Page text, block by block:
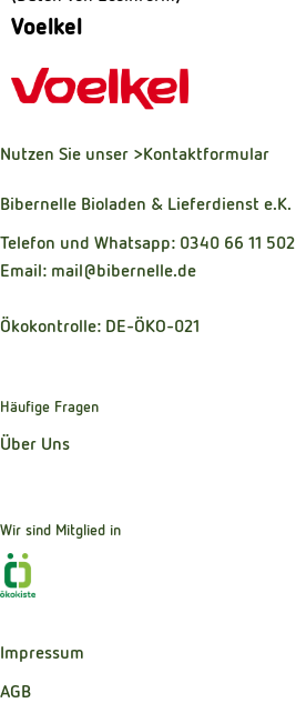
Voelkel
Nutzen Sie unser >Kontaktformular
Bibernelle Bioladen & Lieferdienst e.K.
Telefon und Whatsapp: 0340 66 11 502
Email: mail@bibernelle.de
Ökokontrolle: DE-ÖKO-021
Häufige Fragen
Über Uns
Wir sind Mitglied in
Impressum
AGB